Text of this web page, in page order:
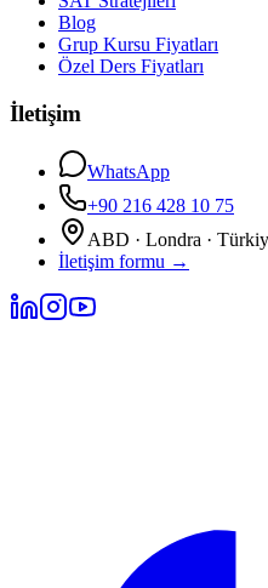
Blog
Grup Kursu Fiyatları
Özel Ders Fiyatları
İletişim
WhatsApp
+90 216 428 10 75
ABD · Londra ·
İletişim formu →